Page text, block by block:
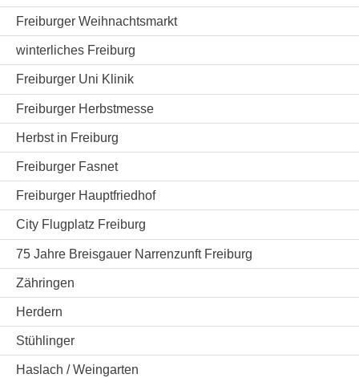
Freiburger Weihnachtsmarkt
winterliches Freiburg
Freiburger Uni Klinik
Freiburger Herbstmesse
Herbst in Freiburg
Freiburger Fasnet
Freiburger Hauptfriedhof
City Flugplatz Freiburg
75 Jahre Breisgauer Narrenzunft Freiburg
Zähringen
Herdern
Stühlinger
Haslach / Weingarten